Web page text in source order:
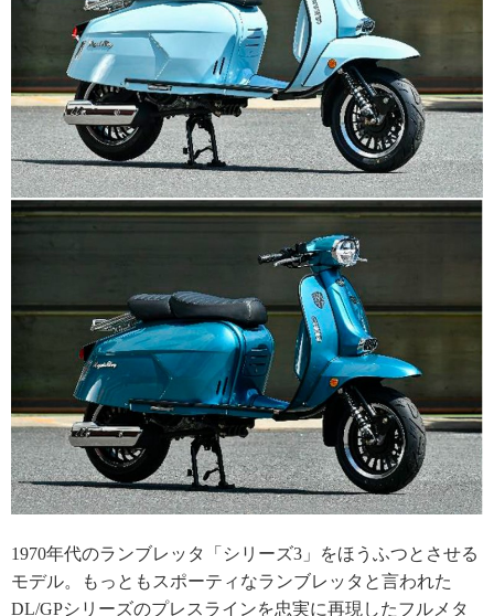
1970年代のランブレッタ「シリーズ3」をほうふつとさせる
モデル。もっともスポーティなランブレッタと言われた
DL/GPシリーズのプレスラインを忠実に再現したフルメタ